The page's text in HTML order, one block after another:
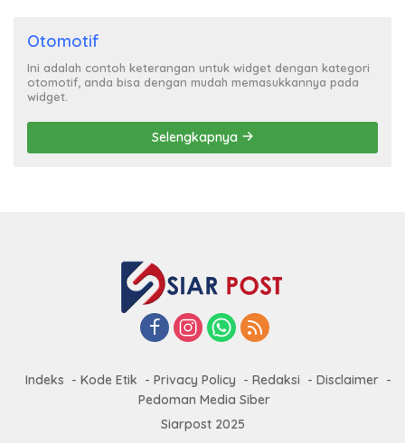
Otomotif
Ini adalah contoh keterangan untuk widget dengan kategori
otomotif, anda bisa dengan mudah memasukkannya pada
widget.
Selengkapnya
Indeks Kode Etik Privacy Policy Redaksi
Disclaimer
Pedoman Media Siber
Siarpost 2025